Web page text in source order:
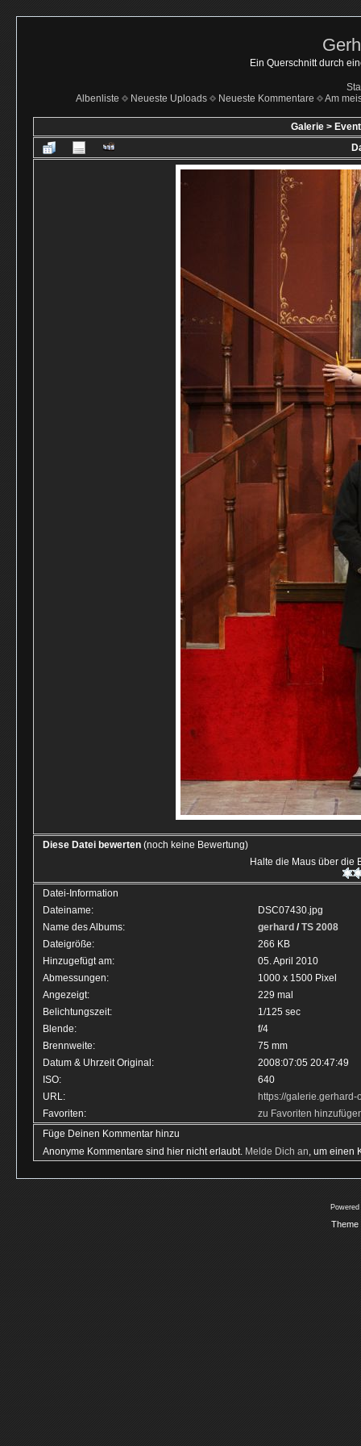
Ein Querschnitt durch
Albenliste
Neueste Uploads Neueste Kommentare Am
Galerie >
Diese Datei bewerten (noch keine Bewertung)
Halte die Maus über die
Datei-Information
Dateiname:
DSC07430.jpg
Name des Albums:
gerhard /TS 2008
Dateigröße:
266 KB
Hinzugefügt am:
05. April 2010
Abmessungen:
1000 x 1500 Pixel
Angezeigt:
229 mal
Belichtungszeit:
1/125 sec
Blende:
f/4
Brennweite:
75 mm
Datum & Uhrzeit Original:
2008:07:05 20:47:49
ISO:
640
URL:
https://
Favoriten:
zu Favoriten
Füge Deinen Kommentar hinzu
Anonyme Kommentare sind hier nicht erlaubt. Melde Dich an, um einen
Theme